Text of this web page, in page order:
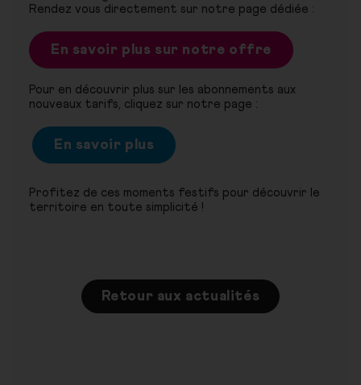
Rendez vous directement sur notre page dédiée :
En savoir plus sur notre offre
Pour en découvrir plus sur les abonnements aux
nouveaux tarifs, cliquez sur notre page :
En savoir plus
Profitez de ces moments festifs pour découvrir le
territoire en toute simplicité !
Retour aux actualités